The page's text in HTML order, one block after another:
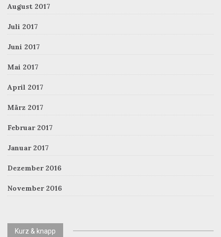
August 2017
Juli 2017
Juni 2017
Mai 2017
April 2017
März 2017
Februar 2017
Januar 2017
Dezember 2016
November 2016
Kurz & knapp